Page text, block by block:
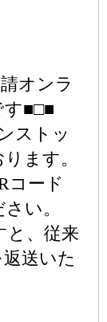
オンラ
す■□■
ストッ
ます。
コード
い。
と、従来
送いた